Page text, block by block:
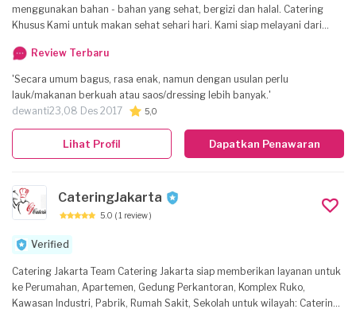
menggunakan bahan - bahan yang sehat, bergizi dan halal. Catering
Khusus Kami untuk makan sehat sehari hari. Kami siap melayani dari
yang kita pakai bahan makanan yang khusus, sehat fresh, dan HALAL
100 %
Review Terbaru
'Secara umum bagus, rasa enak, namun dengan usulan perlu
lauk/makanan berkuah atau saos/dressing lebih banyak.'
dewanti23,08 Des 2017 5,0
Dapatkan Penawaran
Lihat Profil
CateringJakarta
5.0 ( 1 review )
Verified
Catering Jakarta Team Catering Jakarta siap memberikan layanan untuk
ke Perumahan, Apartemen, Gedung Perkantoran, Komplex Ruko,
Kawasan Industri, Pabrik, Rumah Sakit, Sekolah untuk wilayah: Catering